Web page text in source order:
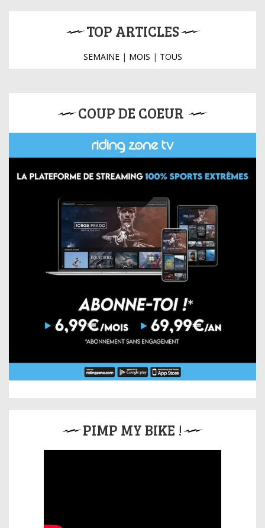
TOP ARTICLES
SEMAINE| MOIS | TOUS
COUP DE COEUR
PIMP MY BIKE !